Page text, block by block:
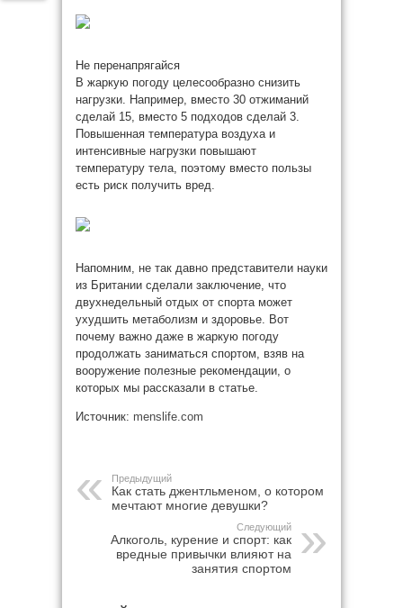
Не перенапрягайся
В жаркую погоду целесообразно снизить
нагрузки. Например, вместо 30 отжиманий
сделай 15, вместо 5 подходов сделай 3.
Повышенная температура воздуха и
интенсивные нагрузки повышают
температуру тела, поэтому вместо пользы
есть риск получить вред.
Напомним, не так давно представители науки
из Британии сделали заключение, что
двухнедельный отдых от спорта может
ухудшить метаболизм и здоровье. Вот
почему важно даже в жаркую погоду
продолжать заниматься спортом, взяв на
вооружение полезные рекомендации, о
которых мы рассказали в статье.
Источник: menslife.com
Предыдущий
Как стать джентльменом, о котором
мечтают многие девушки?
Следующий
Алкоголь, курение и спорт: как
вредные привычки влияют на
занятия спортом